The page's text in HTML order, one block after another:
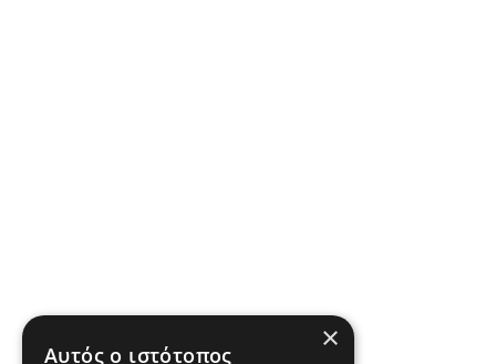
×
Αυτός ο ιστότοπος